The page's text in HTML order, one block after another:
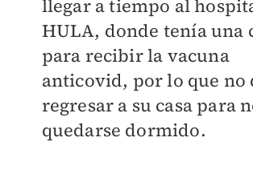
llegar a tiempo al
HULA, donde tenía una
para recibir la vacuna
anticovid, por lo que no
regresar a su casa para
quedarse dormido.